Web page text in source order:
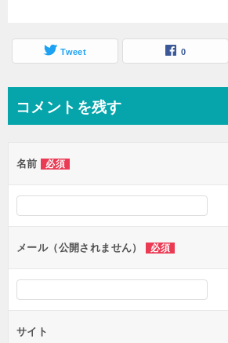
Tweet 0
コメントを残す
名前 必須
メール（公開されません） 必須
サイト